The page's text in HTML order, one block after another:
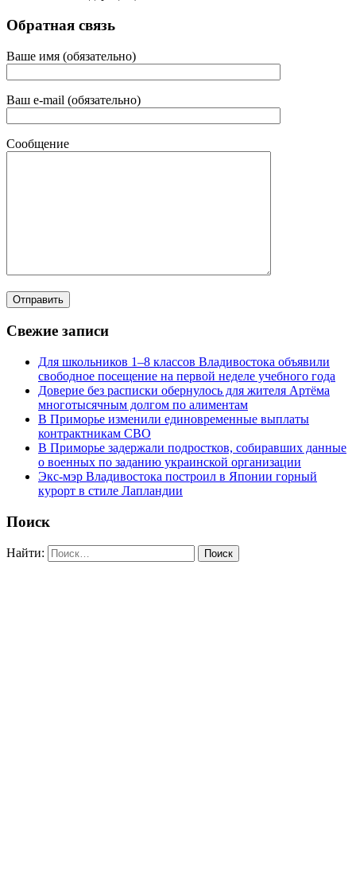
Обратная связь
Ваше имя (обязательно)
Ваш e-mail (обязательно)
Сообщение
Свежие записи
Для школьников 1–8 классов Владивостока объявили
свободное посещение на первой неделе учебного года
Доверие без расписки обернулось для жителя Артёма
многотысячным долгом по алиментам
В Приморье изменили единовременные выплаты
контрактникам СВО
В Приморье задержали подростков, собиравших данные
о военных по заданию украинской организации
Экс-мэр Владивостока построил в Японии горный
курорт в стиле Лапландии
Поиск
Найти: